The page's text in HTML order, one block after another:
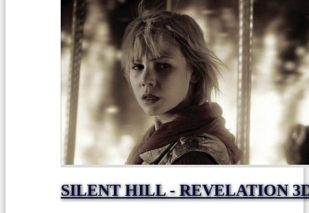
SILENT HILL - REVELATION